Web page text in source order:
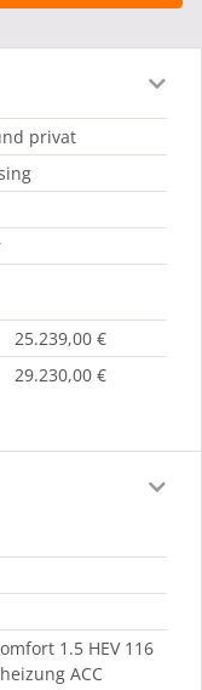
privat
25.239,00 €
29.230,00 €
1.5 HEV 116
ACC